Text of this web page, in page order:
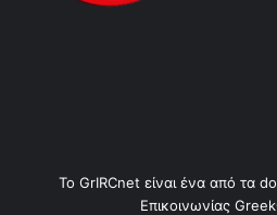
Το GrIRCnet είναι ένα από τα
Επικοινωνίας